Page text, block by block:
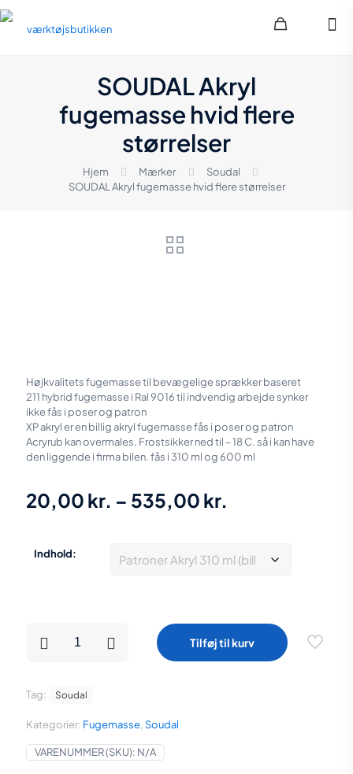
SOUDAL Akryl
fugemasse hvid flere
størrelser
Hjem Mærker
Soudal
SOUDAL Akryl fugemasse hvid flere størrelser
Højkvalitets fugemasse til bevægelige sprækker baseret
211 hybrid fugemasse i Ral 9016 til indvendig arbejde synker
ikke fås i poser og patron
XP akryl er en billig akryl fugemasse fås i poser og patron
Acryrub kan overmales. Frostsikker ned til – 18 C. så i kan have
den liggende i firma bilen. fås i 310 ml og 600 ml
20,00 kr. – 535,00 kr.
535,00 kr.
Indhold:
flere
størrelser
antal
Tilføj til kurv
VARENUMMER (SKU): N/A
Kategorier: Fugemasse, Soudal
Tag: Soudal